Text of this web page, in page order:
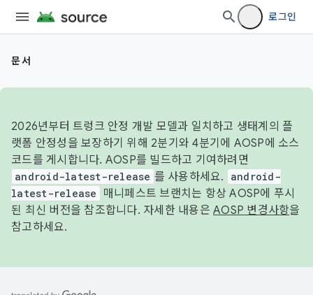
로그인
문서
2026년부터 트렁크 안정 개발 모델과 일치하고 생태계의 플
랫폼 안정성을 보장하기 위해 2분기와 4분기에 AOSP에 소스
코드를 게시합니다. AOSP를 빌드하고 기여하려면
android-latest-release 를 사용하세요.
android-
latest-release
매니페스트 브랜치는 항상 AOSP에 푸시
된 최신 버전을 참조합니다. 자세한 내용은 AOSP 변경사항을
참고하세요.